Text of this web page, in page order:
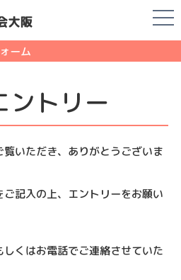
ーム
ントリー
いただき、ありがとうございま
記入の上、エントリーをお願い
くはお電話でご連絡させていた